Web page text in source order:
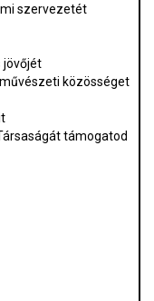
szervezetét
jövőjét
közösséget
támogatod